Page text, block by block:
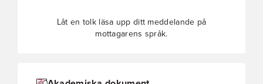
Låt en tolk läsa upp ditt meddelande på
mottagarens språk.